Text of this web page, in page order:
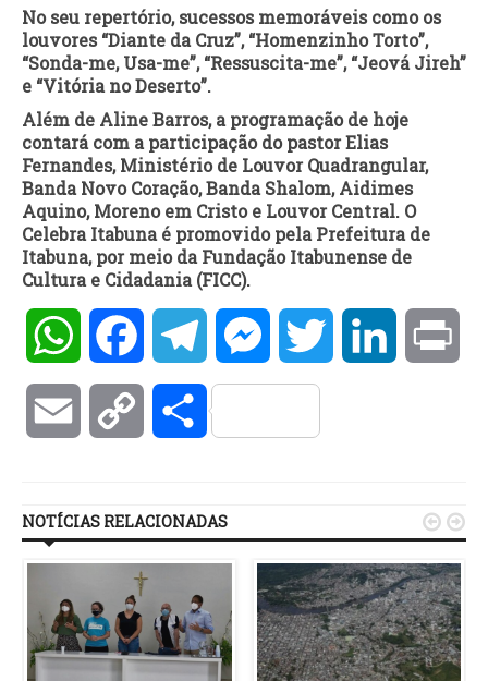
No seu repertório, sucessos memoráveis como os
louvores “Diante da Cruz”, “Homenzinho Torto”,
“Sonda-me, Usa-me”, “Ressuscita-me”, “Jeová Jireh”
e “Vitória no Deserto”.
Além de Aline Barros, a programação de hoje
contará com a participação do pastor Elias
Fernandes, Ministério de Louvor Quadrangular,
Banda Novo Coração, Banda Shalom, Aidimes
Aquino, Moreno em Cristo e Louvor Central. O
Celebra Itabuna é promovido pela Prefeitura de
Itabuna, por meio da Fundação Itabunense de
Cultura e Cidadania (FICC).
WhatsAppFacebookTelegramMessengerTwitter LinkedIn
Email Copy Compartilhar
NOTÍCIAS RELACIONADAS  